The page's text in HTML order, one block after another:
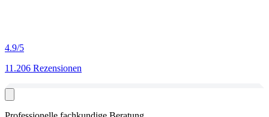
4.9/5
11.206 Rezensionen